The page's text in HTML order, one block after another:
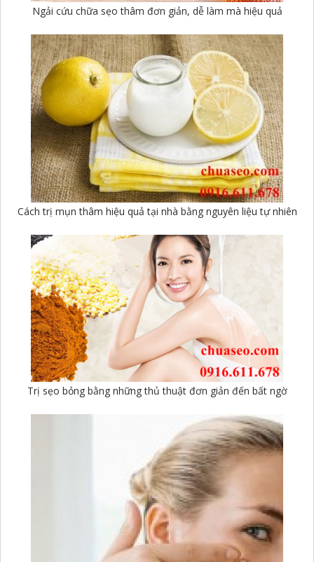
Ngải cứu chữa sẹo thâm đơn giản, dễ làm mà hiệu quả
Cách trị mụn thâm hiệu quả tại nhà bằng nguyên liệu tự nhiên
Trị sẹo bỏng bằng những thủ thuật đơn giản đến bất ngờ